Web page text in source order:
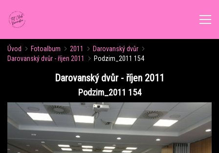
ÚVOD
ROZVRH CVIČENÍ
KALENDÁŘ AKCÍ
Úvod Fotoalbum 2011
Darovanský dvůr
Darovanský dvůr - říjen 2011
Podzim_2011 154
Darovanský dvůr - říjen 2011
Podzim_2011 154